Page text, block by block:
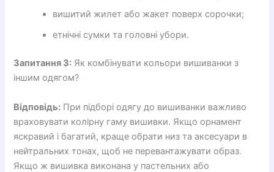
вишитий жилет або жакет поверх сорочки;
етнічні сумки та головні убори.
Запитання 3: Як комбінувати кольори вишиванки з
іншим одягом?
Відповідь: При підборі одягу до вишиванки важливо
враховувати колірну гаму вишивки. Якщо орнамент
яскравий і багатий, краще обрати низ та аксесуари в
нейтральних тонах, щоб не перевантажувати образ.
Якщо ж вишивка виконана у пастельних або